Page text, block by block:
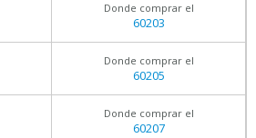
Donde comprar el
60203
Donde comprar el
60205
Donde comprar el
60207